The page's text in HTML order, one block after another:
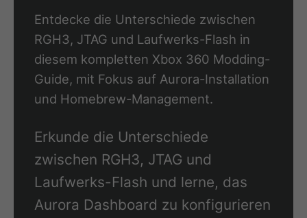
Entdecke die Unterschiede zwischen
RGH3, JTAG und Laufwerks-Flash in
diesem kompletten Xbox 360 Modding-
Guide, mit Fokus auf Aurora-Installation
und Homebrew-Management.
Erkunde die Unterschiede
zwischen RGH3, JTAG und
Laufwerks-Flash und lerne, das
Aurora Dashboard zu konfigurieren